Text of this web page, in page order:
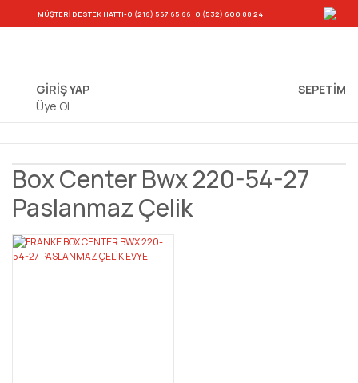
MÜŞTERİ DESTEK HATTI-0 (216) 567 65 66-0 (532) 600 88 24
GİRİŞ YAP
Üye Ol
SEPETIM
Box Center Bwx 220-54-27
Paslanmaz Çelik